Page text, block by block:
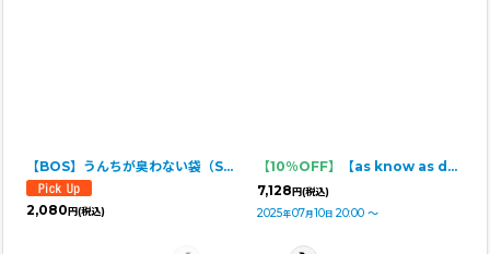
【BOS】うんちが臭わない袋（Sサイズ・200枚入・箱型）
2,080円(税込)
【10％OFF】
【as know as de wan】ＮＣボーダーフリフリＴＫ
7,128 円(税込)
2025年07月10日 20:00 ～